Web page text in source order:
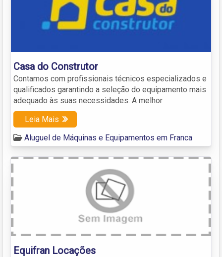
Casa do Construtor
Contamos com profissionais técnicos especializados e
qualificados garantindo a seleção do equipamento mais
adequado às suas necessidades. A melhor
Leia Mais
Aluguel de Máquinas e Equipamentos em Franca
Equifran Locações